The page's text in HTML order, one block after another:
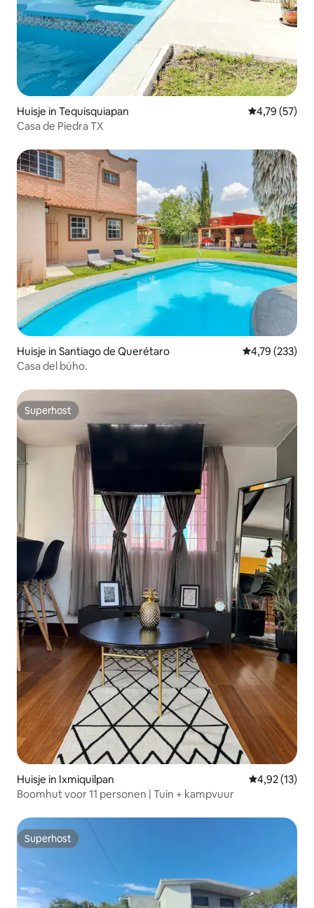
Huisje in Tequisquiapan Gemiddelde
4,79 (57)
Casa de Piedra TX
Huisje in Santiago de Querétaro Gemiddelde
4,79 (233)
Casa del búho.
Superhost
Superhost
Huisje in Ixmiquilpan Gemiddelde
4,92 (13)
Boomhut voor 11 personen | Tuin + kampvuur
Superhost
Superhost